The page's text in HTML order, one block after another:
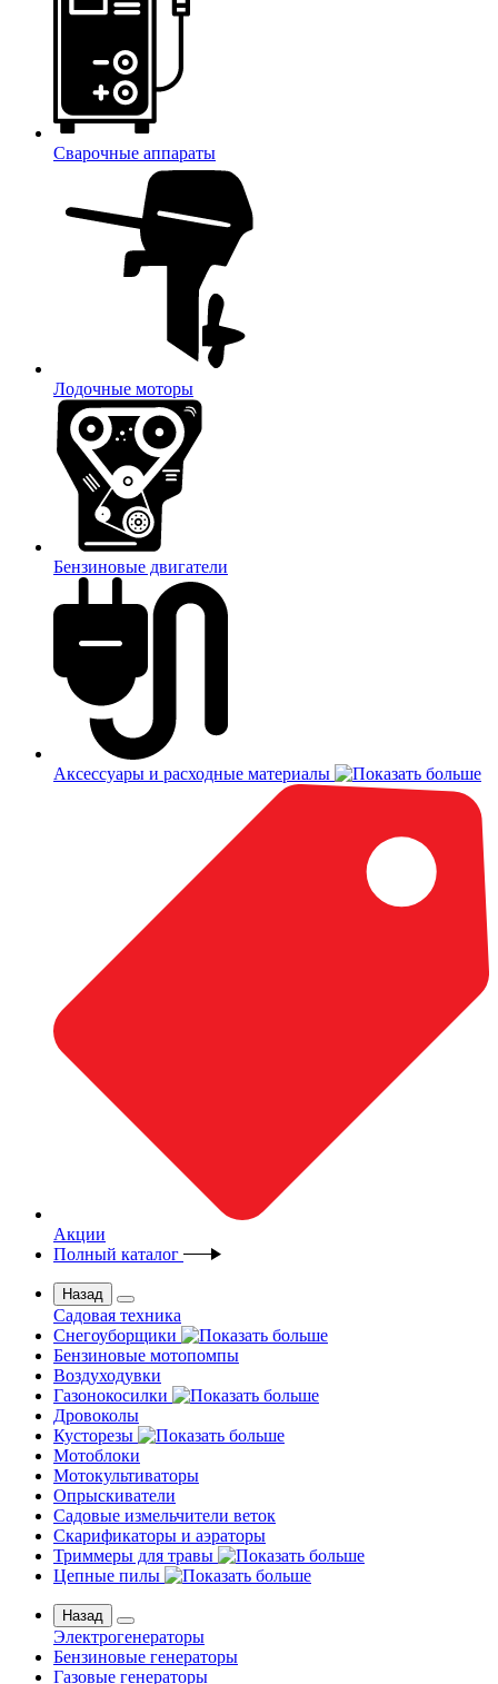
Сварочные аппараты
Лодочные моторы
Бензиновые двигатели
Аксессуары и расходные материалы
Акции
Полный каталог
Назад
Садовая техника
Снегоуборщики
Бензиновые мотопомпы
Воздуходувки
Газонокосилки
Дровоколы
Кусторезы
Мотоблоки
Мотокультиваторы
Опрыскиватели
Садовые измельчители веток
Скарификаторы и аэраторы
Триммеры для травы
Цепные пилы
Назад
Электрогенераторы
Бензиновые генераторы
Газовые генераторы